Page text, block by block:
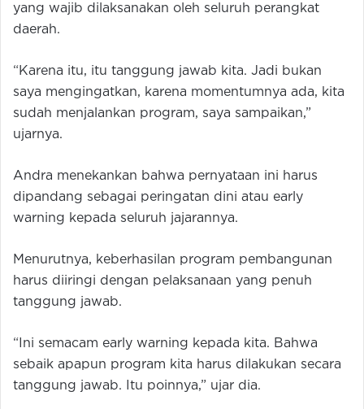
yang wajib dilaksanakan oleh seluruh perangkat
daerah.
“Karena itu, itu tanggung jawab kita. Jadi bukan
saya mengingatkan, karena momentumnya ada, kita
sudah menjalankan program, saya sampaikan,”
ujarnya.
Andra menekankan bahwa pernyataan ini harus
dipandang sebagai peringatan dini atau early
warning kepada seluruh jajarannya.
Menurutnya, keberhasilan program pembangunan
harus diiringi dengan pelaksanaan yang penuh
tanggung jawab.
“Ini semacam early warning kepada kita. Bahwa
sebaik apapun program kita harus dilakukan secara
tanggung jawab. Itu poinnya,” ujar dia.